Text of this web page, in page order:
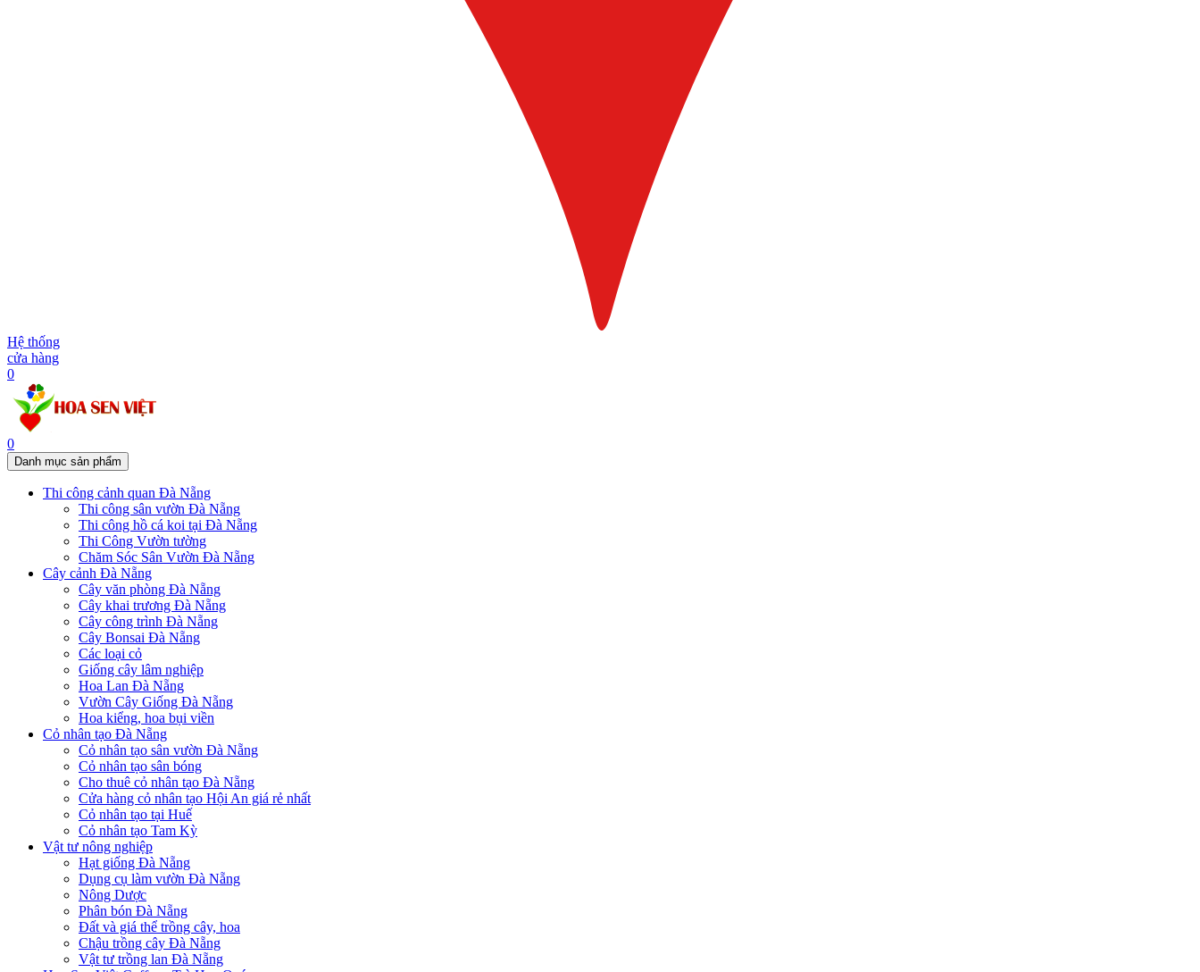
Hệ thống
cửa hàng
0
0
Danh mục sản phẩm
Thi công cảnh quan Đà Nẵng
Thi công sân vườn Đà Nẵng
Thi công hồ cá koi tại Đà Nẵng
Thi Công Vườn tường
Chăm Sóc Sân Vườn Đà Nẵng
Cây cảnh Đà Nẵng
Cây văn phòng Đà Nẵng
Cây khai trương Đà Nẵng
Cây công trình Đà Nẵng
Cây Bonsai Đà Nẵng
Các loại cỏ
Giống cây lâm nghiệp
Hoa Lan Đà Nẵng
Vườn Cây Giống Đà Nẵng
Hoa kiểng, hoa bụi viền
Cỏ nhân tạo Đà Nẵng
Cỏ nhân tạo sân vườn Đà Nẵng
Cỏ nhân tạo sân bóng
Cho thuê cỏ nhân tạo Đà Nẵng
Cửa hàng cỏ nhân tạo Hội An giá rẻ nhất
Cỏ nhân tạo tại Huế
Cỏ nhân tạo Tam Kỳ
Vật tư nông nghiệp
Hạt giống Đà Nẵng
Dụng cụ làm vườn Đà Nẵng
Nông Dược
Phân bón Đà Nẵng
Đất và giá thể trồng cây, hoa
Chậu trồng cây Đà Nẵng
Vật tư trồng lan Đà Nẵng